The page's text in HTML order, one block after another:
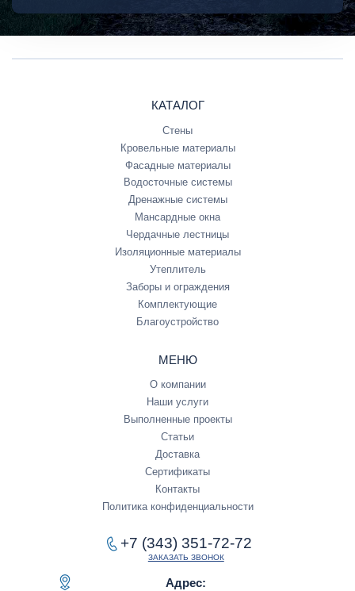
КАТАЛОГ
Стены
Кровельные материалы
Фасадные материалы
Водосточные системы
Дренажные системы
Мансардные окна
Чердачные лестницы
Изоляционные материалы
Утеплитель
Заборы и ограждения
Комплектующие
Благоустройство
МЕНЮ
О компании
Наши услуги
Выполненные проекты
Статьи
Доставка
Сертификаты
Контакты
Политика конфиденциальности
+7 (343) 351-72-72
ЗАКАЗАТЬ ЗВОНОК
Адрес: